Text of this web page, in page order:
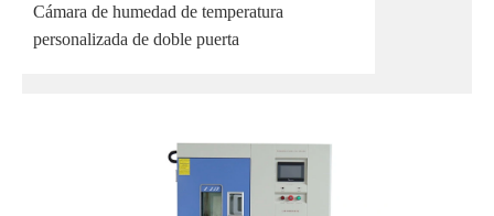
Cámara de humedad de temperatura
personalizada de doble puerta